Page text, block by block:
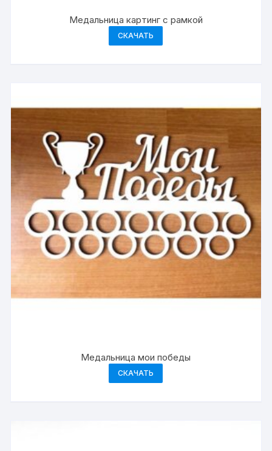
Медальница картинг с рамкой
СКАЧАТЬ
Медальница мои победы
СКАЧАТЬ